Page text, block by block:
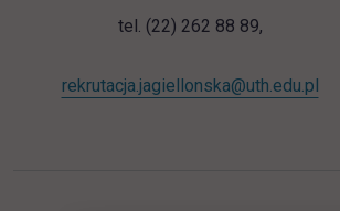
tel. (22) 262 88 89,
rekrutacja.jagiellonska@uth.edu.pl